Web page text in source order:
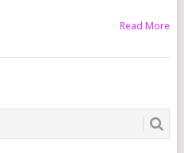
Read More